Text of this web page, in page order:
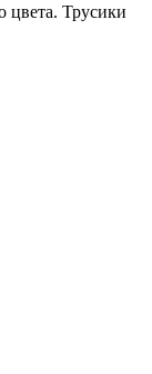
цвета. Трусики